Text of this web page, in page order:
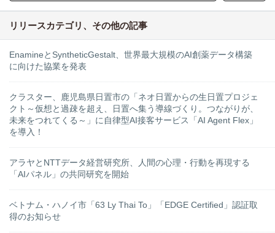
リリースカテゴリ、その他の記事
EnamineとSyntheticGestalt、世界最大規模のAI創薬データ構築
に向けた協業を発表
クラスター、鹿児島県日置市の「ネオ日置からの生日置プロジェ
クト～仮想と過疎を超え、日置へ集う導線づくり。つながりが、
未来をつれてくる～」に自律型AI接客サービス「AI Agent Flex」
を導入！
アラヤとNTTデータ経営研究所、人間の心理・行動を再現する
「AIパネル」の共同研究を開始
ベトナム・ハノイ市「63 Ly Thai To」「EDGE Certified」認証取
得のお知らせ